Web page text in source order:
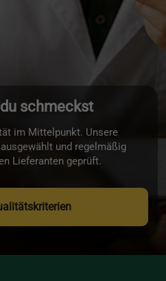
schmeckst
im Mittelpunkt. Unsere
und regelmäßig
Lieferanten geprüft.